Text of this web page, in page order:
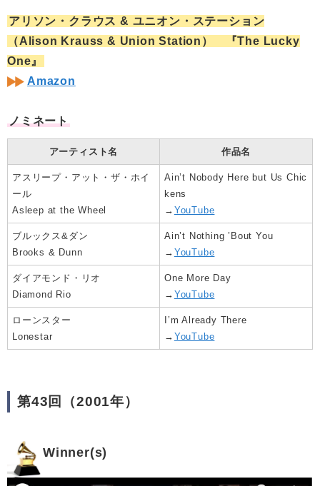
アリソン・クラウス & ユニオン・ステーション
（Alison Krauss & Union Station） 『The Lucky
One』
Amazon
ノミネート
アーティスト名 作品名
アスリープ・アット・ザ・ホイ
ール
Asleep at the Wheel
Ain’t Nobody Here but Us Chic
kens
→ YouTube
ブルックス&ダン
Brooks & Dunn
Ain’t Nothing ’Bout You
→ YouTube
ダイアモンド・リオ
Diamond Rio
One More Day
→ YouTube
ローンスター
Lonestar
I’m Already There
→ YouTube
第43回（2001年）
Winner(s)